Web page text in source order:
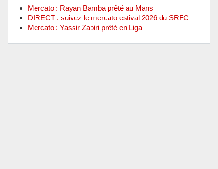
Mercato : Rayan Bamba prêté au Mans
DIRECT : suivez le mercato estival 2026 du SRFC
Mercato : Yassir Zabiri prêté en Liga